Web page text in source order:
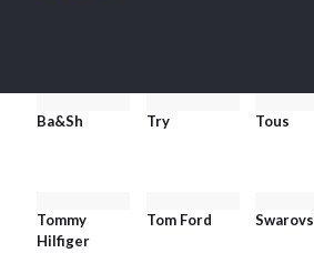
Ba&Sh Try Tous
Tommy
Hilfiger
Tom Ford